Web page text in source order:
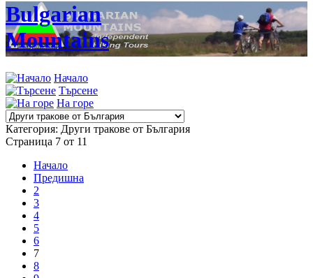
Bulgarian
Mountains
Начало
Търсене
На горе
Категория: Други тракове от България
Страница 7 от 11
Начало
Предишна
2
3
4
5
6
7
8